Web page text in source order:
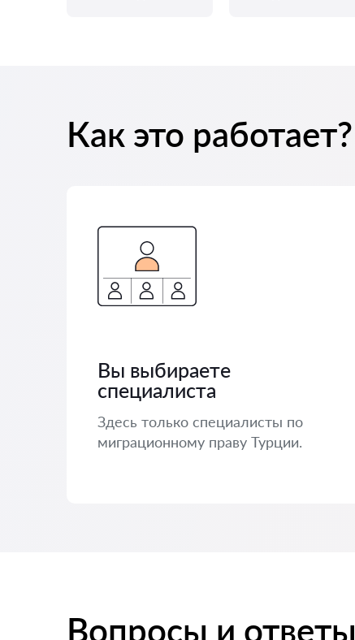
Как это работает?
Вы выбираете
специалиста
Здесь только специалисты по
миграционному праву Турции.
Вопросы и ответы